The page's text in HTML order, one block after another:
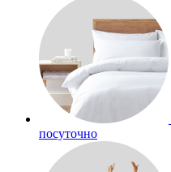
посуточно